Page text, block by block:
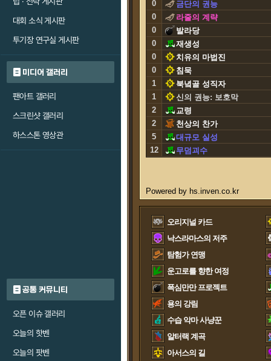
대회 소식 게시판
투기장 연구실 게시판
미디어 갤러리
팬아트 갤러리
스크린샷 갤러리
하스스톤 영상관
공통 커뮤니티
오픈 이슈 갤러리
오늘의 핫벤
오늘의 팟벤
0
금단의 권능
0
라줄의 계략
0
발라당
0
재생성
0
치유의 마법진
0
침묵
1
북녘골 성직자
1
신의 권능: 보호막
2
교령
2
천상의 찬가
5
대규모 실성
12
무덤괴수
오리지널 카드
낙스라마스의 저주
탐험가 연맹
운고로를 향한 여정
폭심만만 프로젝트
용의 강림
수습 악마 사냥꾼
알터랙 계곡
아서스의 길